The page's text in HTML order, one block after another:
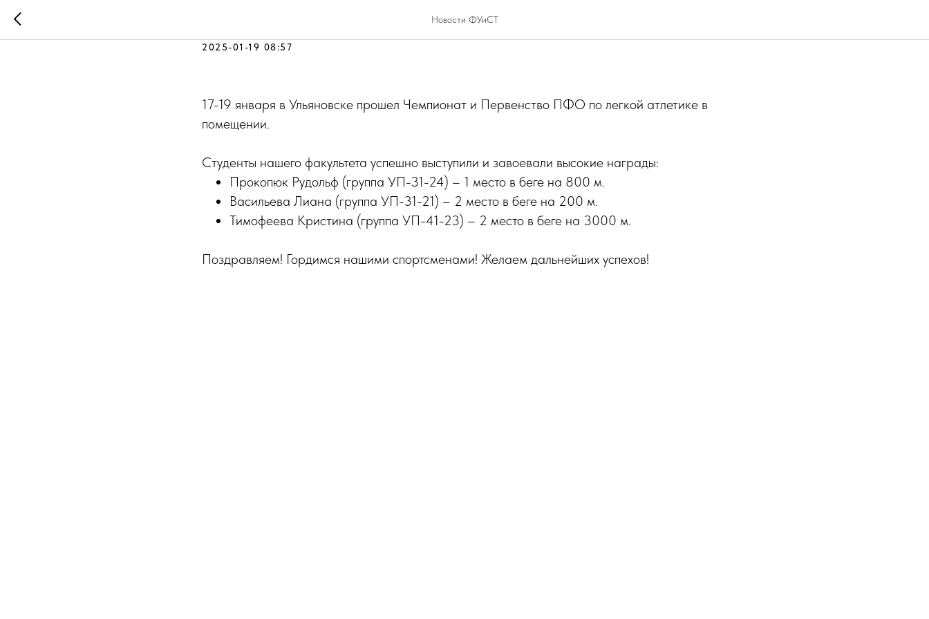
Новости ФУиСТ
Первенство ПФО по легкой атлетике
2025-01-19 08:57
17-19 января в Ульяновске прошел Чемпионат и Первенство ПФО по легкой атлетике в
помещении.
Студенты нашего факультета успешно выступили и завоевали высокие награды:
Прокопюк Рудольф (группа УП-31-24) – 1 место в беге на 800 м.
Васильева Лиана (группа УП-31-21) – 2 место в беге на 200 м.
Тимофеева Кристина (группа УП-41-23) – 2 место в беге на 3000 м.
Поздравляем! Гордимся нашими спортсменами! Желаем дальнейших успехов!